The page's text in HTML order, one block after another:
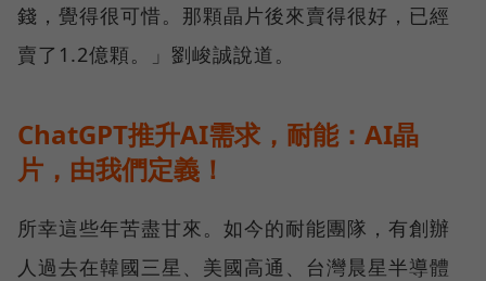
錢，覺得很可惜。那顆晶片後來賣得很好，已經
賣了1.2億顆。」劉峻誠說道。
ChatGPT推升AI需求，耐能：AI晶
片，由我們定義！
所幸這些年苦盡甘來。如今的耐能團隊，有創辦
人過去在韓國三星、美國高通、台灣晨星半導體